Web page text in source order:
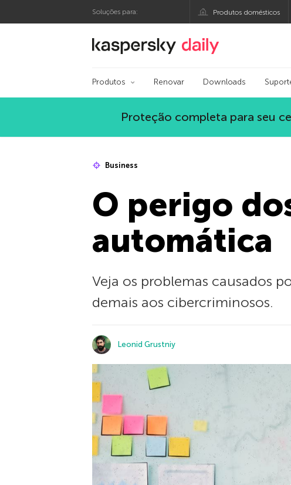
Soluções para: Produtos domésticos
Blog oficial da Kaspersky
Produtos Renovar Downloads
Proteção completa para seu
Business
O perigo
automática
Veja os problemas causados
demais aos cibercriminosos.
Leonid Grustniy